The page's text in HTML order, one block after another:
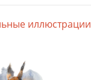
иллюстрации